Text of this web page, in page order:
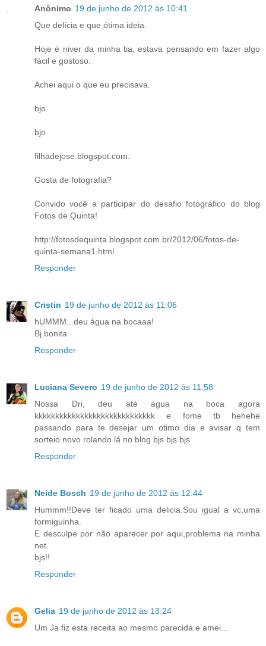
Anônimo 19 de junho de 2012 às 10:41
Que delícia e que ótima ideia.
Hoje é niver da minha tia, estava pensando em fazer algo
fácil e gostoso.
Achei aqui o que eu precisava.
bjo
bjo
filhadejose.blogspot.com.
Gosta de fotografia?
Convido você a participar do desafio fotográfico do blog
Fotos de Quinta!
http://fotosdequinta.blogspot.com.br/2012/06/fotos-de-
quinta-semana1.html
Responder
Cristin 19 de junho de 2012 às 11:06
hUMMM...deu água na bocaaa!
Bj bonita
Responder
Luciana Severo 19 de junho de 2012 às 11:58
Nossa Dri, deu até agua na boca agora
kkkkkkkkkkkkkkkkkkkkkkkkkkkkk e fome tb hehehe
passando para te desejar um otimo dia e avisar q tem
sorteio novo rolando lá no blog bjs bjs bjs
Responder
Neide Bosch 19 de junho de 2012 às 12:44
Hummm!!Deve ter ficado uma delicia.Sou igual a vc,uma
formiguinha.
E desculpe por não aparecer por aqui,problema na minha
net.
bjs!!
Responder
Gelia 19 de junho de 2012 às 13:24
Um Ja fiz esta receita ao mesmo parecida e amei...